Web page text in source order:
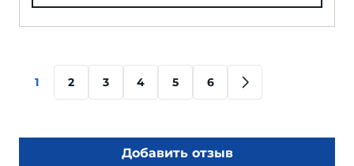
1 2 3 4 5 6
Добавить отзыв